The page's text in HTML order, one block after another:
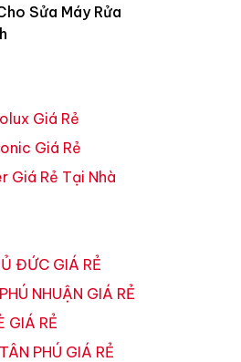
Sửa Máy Rửa
Giá Rẻ
Giá Rẻ
Giá Rẻ Tại Nhà
ĐỨC GIÁ RẺ
NHUẬN GIÁ RẺ
GIÁ RẺ
PHÚ GIÁ RẺ